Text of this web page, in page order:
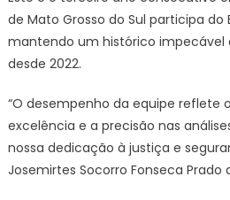
de Mato Grosso do Sul participa do
mantendo um histórico impecável
desde 2022.
“O desempenho da equipe reflete
excelência e a precisão nas
nossa dedicação à justiça e
Josemirtes Socorro Fonseca Prado